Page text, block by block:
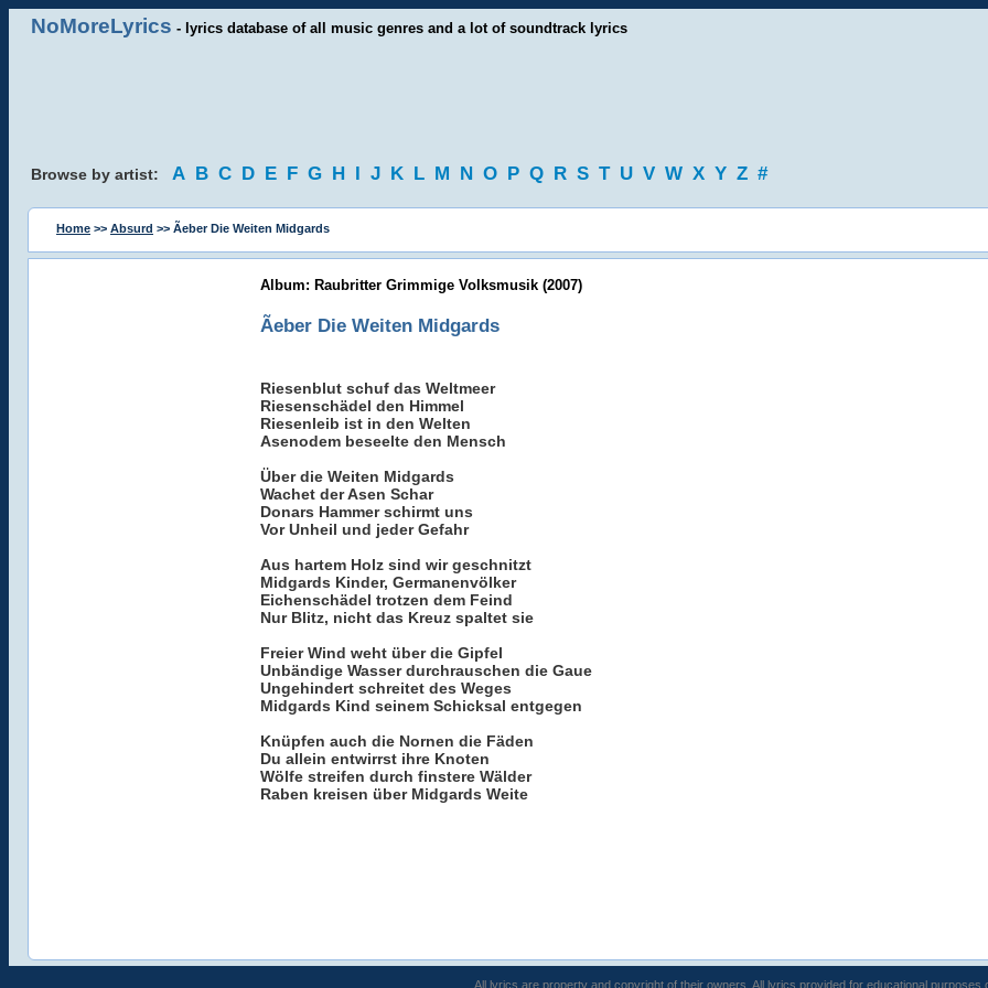
NoMoreLyrics - lyrics database of all music genres and a lot of soundtrack lyrics
Browse by artist: A B C D E F G H I J K L M N O P Q R S T U V W X Y Z #
Home >> Absurd >> Ãeber Die Weiten Midgards
Album: Raubritter Grimmige Volksmusik (2007)
Ãeber Die Weiten Midgards
Riesenblut schuf das Weltmeer
Riesenschädel den Himmel
Riesenleib ist in den Welten
Asenodem beseelte den Mensch
Über die Weiten Midgards
Wachet der Asen Schar
Donars Hammer schirmt uns
Vor Unheil und jeder Gefahr
Aus hartem Holz sind wir geschnitzt
Midgards Kinder, Germanenvölker
Eichenschädel trotzen dem Feind
Nur Blitz, nicht das Kreuz spaltet sie
Freier Wind weht über die Gipfel
Unbändige Wasser durchrauschen die Gaue
Ungehindert schreitet des Weges
Midgards Kind seinem Schicksal entgegen
Knüpfen auch die Nornen die Fäden
Du allein entwirrst ihre Knoten
Wölfe streifen durch finstere Wälder
Raben kreisen über Midgards Weite
All lyrics are property and copyright of their owners. All lyrics provided for educational purposes